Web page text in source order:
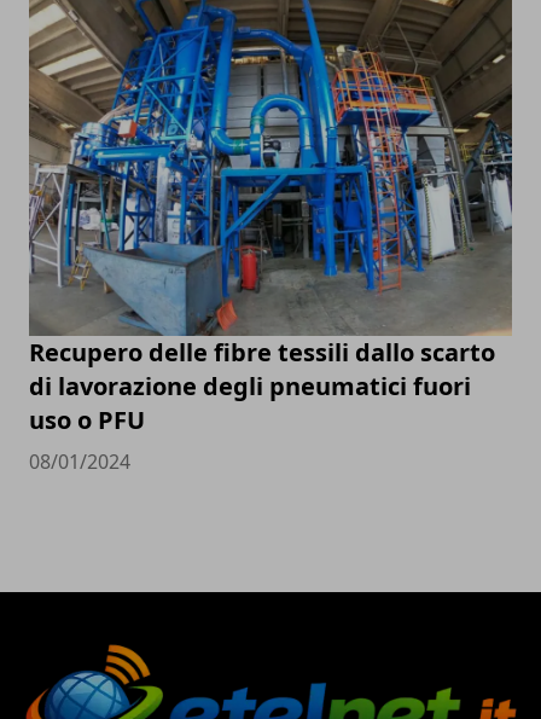
Recupero delle fibre tessili dallo scarto
di lavorazione degli pneumatici fuori
uso o PFU
08/01/2024